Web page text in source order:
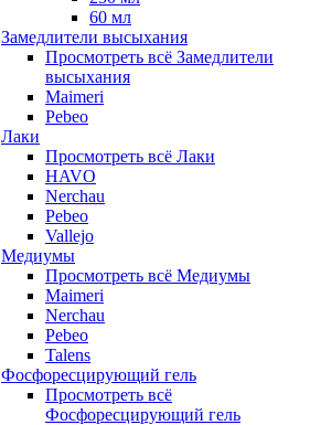
60 мл
Замедлители высыхания
Просмотреть всё Замедлители
высыхания
Maimeri
Pebeo
Лаки
Просмотреть всё Лаки
HAVO
Nerchau
Pebeo
Vallejo
Медиумы
Просмотреть всё Медиумы
Maimeri
Nerchau
Pebeo
Talens
Фосфоресцирующий гель
Просмотреть всё
Фосфоресцирующий гель